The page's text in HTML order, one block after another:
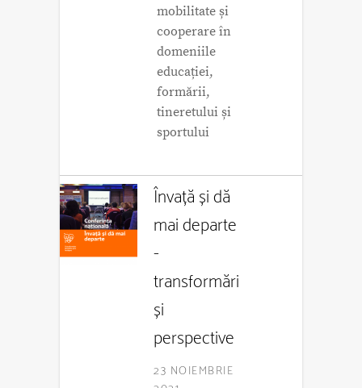
mobilitate și
cooperare în
domeniile
educației,
formării,
tineretului și
sportului
Învață și dă
mai departe
-
transformări
și
perspective
23 NOIEMBRIE